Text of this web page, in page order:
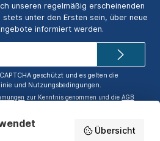
unseren regelmäßig erscheinenden
unter den Ersten sein, über neue
informiert werden.
geschützt und es gelten die
und Nutzungsbedingungen.
zur Kenntnis genommen und dieAGB
Übersicht